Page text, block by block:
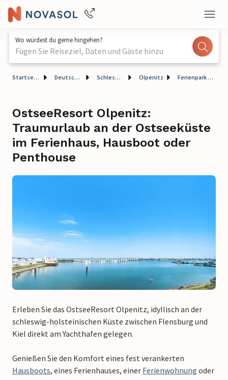
Wo würdest du gerne hingehen?
Fügen Sie Reiseziel, Daten und Gäste hinzu
Startseite Deutschland Schleswig-Holstein Olpenitz Ferienpark OstseeResort Olpenitz
OstseeResort Olpenitz:
Traumurlaub an der Ostseeküste
im Ferienhaus, Hausboot oder
Penthouse
Erleben Sie das OstseeResort Olpenitz, idyllisch an der
schleswig-holsteinischen Küste zwischen Flensburg und
Kiel direkt am Yachthafen gelegen.
Genießen Sie den Komfort eines fest verankerten
Hausboots, eines Ferienhauses, einer Ferienwohnung oder